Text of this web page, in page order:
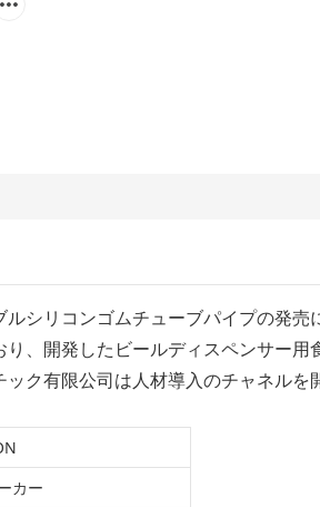
シリコンゴムチューブパイプの発売
、開発したビールディスペンサー用
ク有限公司は人材導入のチャネルを
カー